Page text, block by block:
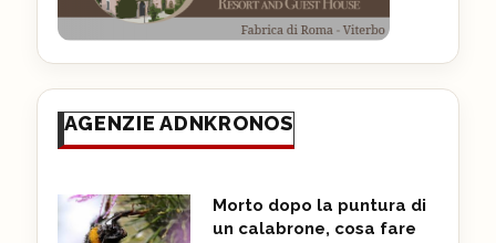
AGENZIE ADNKRONOS
Morto dopo la puntura di
un calabrone, cosa fare